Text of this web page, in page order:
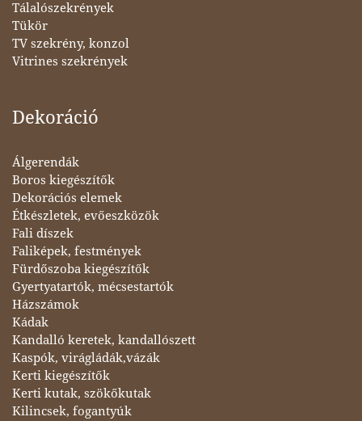
Tálalószekrények
Tükör
TV szekrény, konzol
Vitrines szekrények
Dekoráció
Álgerendák
Boros kiegészítők
Dekorációs elemek
Étkészletek, evőeszközök
Fali díszek
Faliképek, festmények
Fürdőszoba kiegészítők
Gyertyatartók, mécsestartók
Házszámok
Kádak
Kandalló keretek, kandallószett
Kaspók, virágládák,vázák
Kerti kiegészítők
Kerti kutak, szökőkutak
Kilincsek, fogantyúk